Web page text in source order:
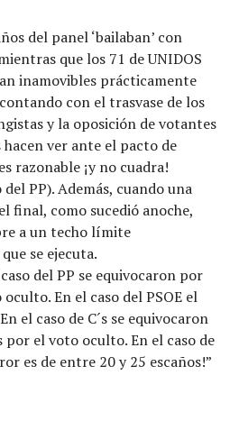
del panel ‘bailaban’ con
que los 71 de UNIDOS
inamovibles prácticamente
con el trasvase de los
y la oposición de votantes
hacen ver ante el pacto de
razonable ¡y no cuadra!
PP). Además, cuando una
final, como sucedió anoche,
a un techo límite
se ejecuta.
del PP se equivocaron por
En el caso del PSOE el
el caso de C´s se equivocaron
por el voto oculto. En el caso de
es de entre 20 y 25 escaños!”